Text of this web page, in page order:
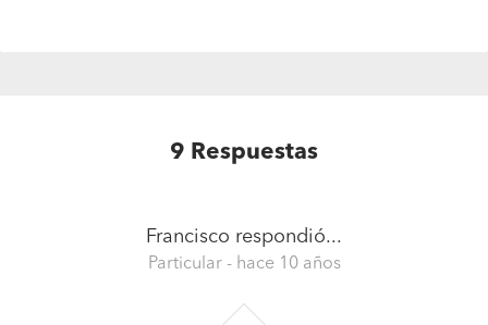
9 Respuestas
Francisco respondió...
Particular - hace 10 años